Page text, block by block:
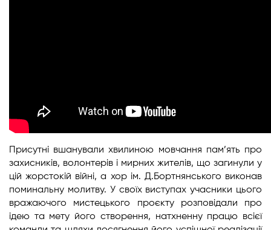
Присутні вшанували хвилиною мовчання пам’ять про
захисників, волонтерів і мирних жителів, що загинули у
цій жорстокій війні, а хор ім. Д.Бортнянського виконав
поминальну молитву. У своїх виступах учасники цього
вражаючого мистецького проєкту розповідали про
ідею та мету його створення, натхненну працю всієї